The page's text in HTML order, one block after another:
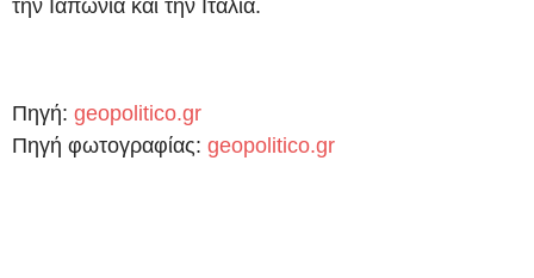
την Ιαπωνία και την Ιταλία.
Πηγή: geopolitico.gr
Πηγή φωτογραφίας: geopolitico.gr